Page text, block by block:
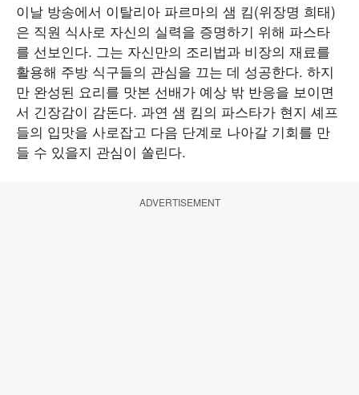
이날 방송에서 이탈리아 파르마의 샘 킴(위장명 희태)
은 직원 식사로 자신의 실력을 증명하기 위해 파스타
를 선보인다. 그는 자신만의 조리법과 비장의 재료를
활용해 주방 식구들의 관심을 끄는 데 성공한다. 하지
만 완성된 요리를 맛본 선배가 예상 밖 반응을 보이면
서 긴장감이 감돈다. 과연 샘 킴의 파스타가 현지 셰프
들의 입맛을 사로잡고 다음 단계로 나아갈 기회를 만
들 수 있을지 관심이 쏠린다.
ADVERTISEMENT